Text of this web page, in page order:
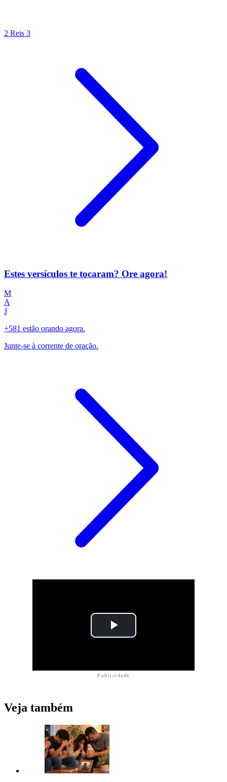
2 Reis 3
Estes versículos te tocaram? Ore agora!
M
A
J
+581 estão orando agora.
Junte-se à corrente de oração.
Publicidade
Veja também